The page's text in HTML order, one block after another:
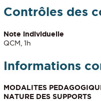
Contrôles des
Note individuelle
QCM, 1h
Informations
MODALITES
NATURE DES SUPPORTS